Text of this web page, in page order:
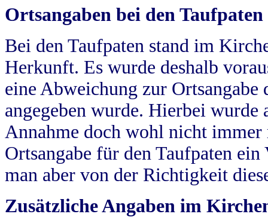
Ortsangaben bei den Taufpaten
Bei den Taufpaten stand im
Herkunft. Es wurde deshalb
eine Abweichung zur
angegeben wurde. Hierbei wurde
Annahme doch wohl nicht
Ortsangabe für den Taufpaten
man aber von der Richtigkeit
Zusätzliche Angaben im